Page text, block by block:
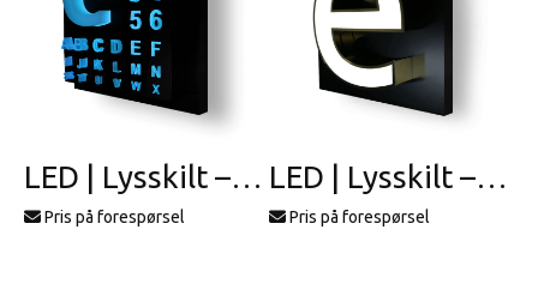
LED | Lysskilt – profil 17
Pris på forespørsel
LED | Lysskilt – profil 2
Pris på forespørsel